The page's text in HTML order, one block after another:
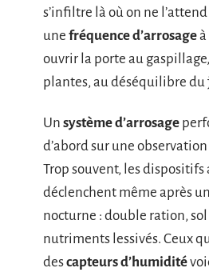
s’infiltre là où on ne
une fréquence d’arrosageà
ouvrir la porte au
plantes, au déséquilibre du
Un système d’arrosage
d’abord sur une
Trop souvent, les
déclenchent même après
nocturne : double ration, sol
nutriments lessivés. Ceux
descapteurs d’humidité